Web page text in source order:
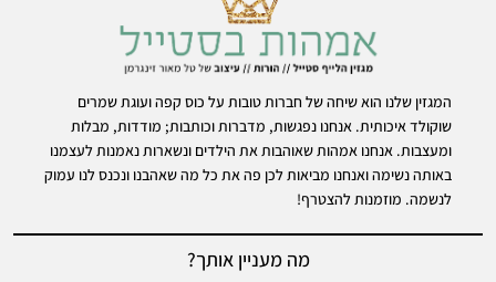
המגזין שלנו הוא שיחה של חברות טובות על כוס קפה ועוגת שמרים
שוקולד איכותית. אנחנו נפגשות, מדברות וכותבות; מודדות, מבלות
ומעצבות. אנחנו אמהות שאוהבות את הילדים ונשארות נאמנות לעצמנו
באותה נשימה ואנחנו מביאות לכן פה את כל מה שאהבנו ונכנס לנו עמוק
לנשמה. מוזמנות להצטרף!
מה מעניין אותך?